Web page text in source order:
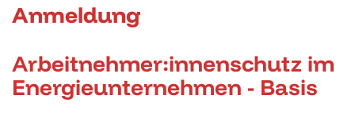
Anmeldung
Arbeitnehmer:innenschutz im
Energieunternehmen - Basis